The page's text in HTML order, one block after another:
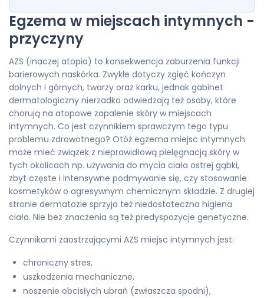
Egzema w miejscach intymnych -
przyczyny
AZS (inaczej atopia) to konsekwencja zaburzenia funkcji
barierowych naskórka. Zwykle dotyczy zgięć kończyn
dolnych i górnych, twarzy oraz karku, jednak gabinet
dermatologiczny nierzadko odwiedzają też osoby, które
chorują na atopowe zapalenie skóry w miejscach
intymnych. Co jest czynnikiem sprawczym tego typu
problemu zdrowotnego? Otóż egzema miejsc intymnych
może mieć związek z nieprawidłową pielęgnacją skóry w
tych okolicach np. używania do mycia ciała ostrej gąbki,
zbyt częste i intensywne podmywanie się, czy stosowanie
kosmetyków o agresywnym chemicznym składzie. Z drugiej
stronie dermatozie sprzyja też niedostateczna higiena
ciała. Nie bez znaczenia są też predyspozycje genetyczne.
Czynnikami zaostrzającymi AZS miejsc intymnych jest:
chroniczny stres,
uszkodzenia mechaniczne,
noszenie obcisłych ubrań (zwłaszcza spodni),